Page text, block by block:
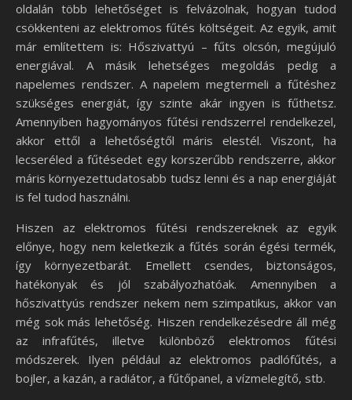
oldalán több lehetőséget is felvázolnak, hogyan tudod
csökkenteni az elektromos fűtés költségeit. Az egyik, amit
már említettem is: Hőszivattyú – fűts olcsón, megújuló
energiával. A másik lehetséges megoldás pedig a
napelemes rendszer. A napelem megtermeli a fűtéshez
szükséges energiát, így szinte akár ingyen is fűthetsz.
Amennyiben hagyományos fűtési rendszerrel rendelkezel,
akkor ettől a lehetőségtől máris elestél. Viszont, ha
lecseréled a fűtésedet egy korszerűbb rendszerre, akkor
máris környezettudatosabb tudsz lenni és a nap energiáját
is fel tudod használni.
Hiszen az elektromos fűtési rendszereknek az egyik
előnye, hogy nem keletkezik a fűtés során égési termék,
így környezetbarát. Emellett csendes, biztonságos,
hatékonyak és jól szabályozhatóak. Amennyiben a
hőszivattyús rendszer nekem nem szimpatikus, akkor van
még sok más lehetőség. Hiszen rendelkezésedre áll még
az infrafűtés, illetve különböző elektromos fűtési
módszerek. Ilyen például az elektromos padlófűtés, a
bojler, a kazán, a radiátor, a fűtőpanel, a vízmelegítő, stb.